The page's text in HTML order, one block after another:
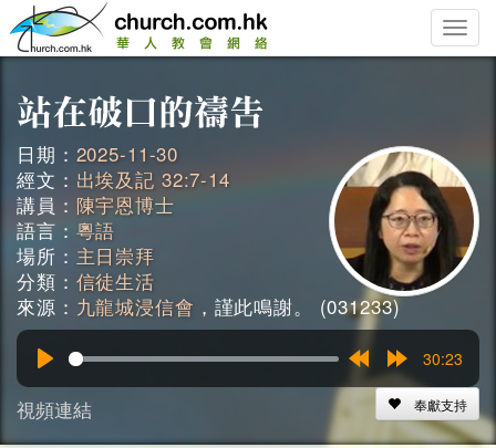
Toggle
日期： 2025-11-30
經文： 出埃及記 32:7-14
講員： 陳宇恩博士
語言： 粵語
場所： 主日崇拜
分類： 信徒生活
來源： 九龍城浸信會 ，謹此鳴謝。 (031233)
RewindForward
15s
30:23
視頻連結 奉獻支持